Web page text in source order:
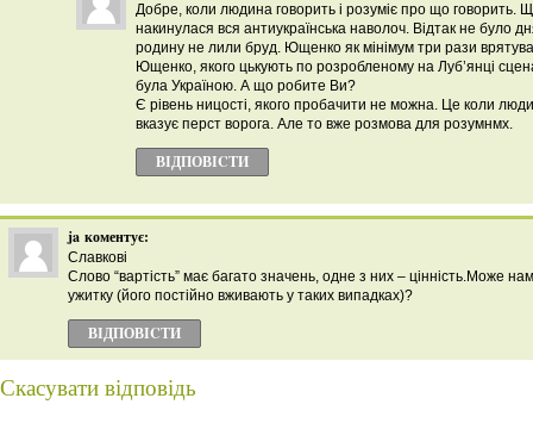
Добре, коли людина говорить і розуміє про що говорить.
накинулася вся антиукраїнська наволоч. Відтак не було
родину не лили бруд. Ющенко як мінімум три рази
Ющенко, якого цькують по розробленому на Луб’янці
була Україною. А що робите Ви?
Є рівень ницості, якого пробачити не можна. Це коли
вказує перст ворога. Але то вже розмова для розумнмх.
ВІДПОВІCТИ
ja коментує:
Славкові
Слово “вартість” має багато значень, одне з них – цінність.Може
ужитку (його постійно вживають у таких випадках)?
ВІДПОВІCТИ
Скасувати відповідь